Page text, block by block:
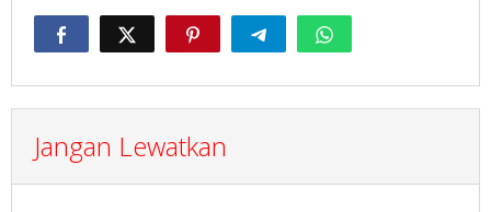
Jangan Lewatkan